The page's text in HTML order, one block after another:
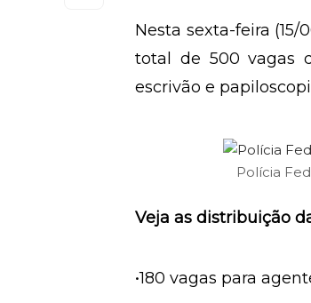
Nesta sexta-feira
total de 500 vagas
escrivão e
Polícia
Veja as distribuição
•180 vagas para